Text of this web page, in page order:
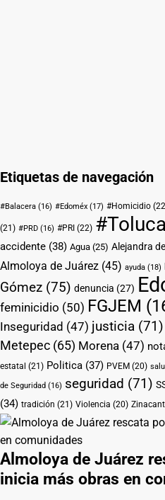
Etiquetas de navegación
#Balacera (16) #Edoméx (17) #Homicidio
(21) #PRD (16) #PRI (22) #Toluca
accidente (38) Agua (25) Alejandra
Almoloya de Juárez (45) ayuda (18)
Gómez (75) denuncia (27)
feminicidio (50) FGJEM
Inseguridad (47) justicia (71)
Metepec (65) Morena (47)
estatal (21) Politica (37) PVEM (20)
de Seguridad (16) seguridad (71)
(34) tradición (21) Violencia (20)
Almoloya de Juárez
inicia más obras en